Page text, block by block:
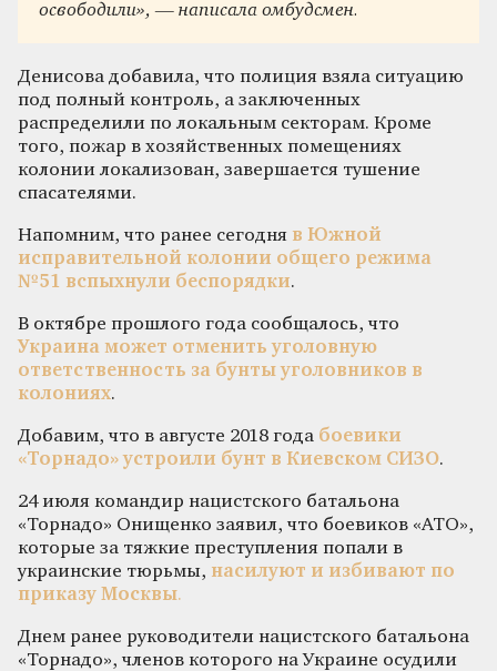
освободили», — написала омбудсмен.
Денисова добавила, что полиция взяла ситуацию
под полный контроль, а заключенных
распределили по локальным секторам. Кроме
того, пожар в хозяйственных помещениях
колонии локализован, завершается тушение
спасателями.
Напомним, что ранее сегодня в Южной
исправительной колонии общего режима
№51 вспыхнули беспорядки.
В октябре прошлого года сообщалось, что
Украина может отменить уголовную
ответственность за бунты уголовников в
колониях.
Добавим, что в августе 2018 года боевики
«Торнадо» уcтроили бунт в Киевском СИЗО.
24 июля командир нацистского батальона
«Торнадо» Онищенко заявил, что боевиков «АТО»,
которые за тяжкие преступления попали в
украинские тюрьмы, насилуют и избивают по
приказу Москвы.
Днем ранее руководители нацистского батальона
«Торнадо», членов которого на Украине осудили